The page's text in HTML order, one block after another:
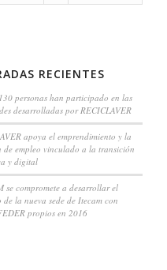
RECIENTES
personas han participado en las
desarrolladas por RECICLAVER
apoya el emprendimiento y la
de empleo vinculado a la transición
y digital
se compromete a desarrollar el
de la nueva sede de Itecam con
propios en 2016